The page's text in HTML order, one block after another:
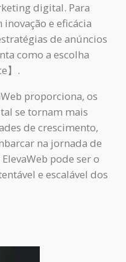
digital. Para
inovação e eficácia
de anúncios
como a escolha
】.
proporciona, os
se tornam mais
de crescimento,
na jornada de
pode ser o
e escalável dos